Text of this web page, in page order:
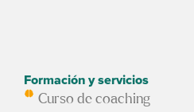
Formación y servicios
Curso de coaching